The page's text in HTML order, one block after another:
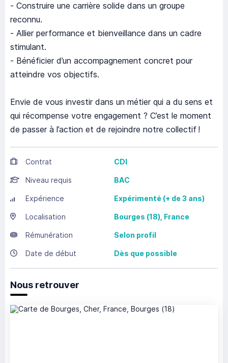
- Construire une carrière solide dans un groupe
reconnu.
- Allier performance et bienveillance dans un cadre
stimulant.
- Bénéficier d’un accompagnement concret pour
atteindre vos objectifs.
Envie de vous investir dans un métier qui a du sens et
qui récompense votre engagement ? C’est le moment
de passer à l’action et de rejoindre notre collectif !
Contrat CDI
Niveau requis BAC
Expérience Expérimenté (+ de 3 ans)
Localisation Bourges (18), France
Rémunération Selon profil
Date de début Dès que possible
Nous retrouver